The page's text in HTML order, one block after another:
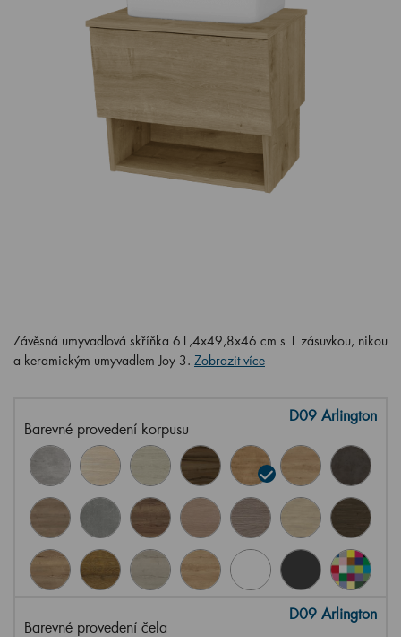
Závěsná umyvadlová skříňka 61,4x49,8x46 cm s 1 zásuvkou, nikou
a keramickým umyvadlem Joy 3. Zobrazit více
Barevné provedení korpusu
D09 Arlington
Barevné provedení čela
D09 Arlington